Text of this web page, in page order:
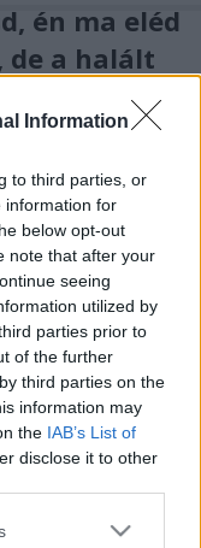
Information
to third parties, or
information for
below opt-out
note that after your
seeing
utilized by
parties prior to
of the further
third parties on the
information may
the IAB’s List of
disclose it to other
or more Google
én ma eléd
de a halált
*
2 KIÍRT
HANGZÓ
***
az az
nem